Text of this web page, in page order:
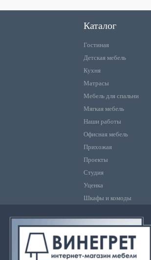
Каталог
Гостиная
Детская мебель
Кухня
Матрасы
Мебель для спальни
Мягкая мебель
Наши работы
Офисная мебель
Прихожая
Проекты
Студия
Уценка
Шкафы и комоды